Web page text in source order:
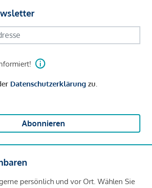
Datenschutzerklärung zu.
Abonnieren
persönlich und vor Ort. Wählen Sie